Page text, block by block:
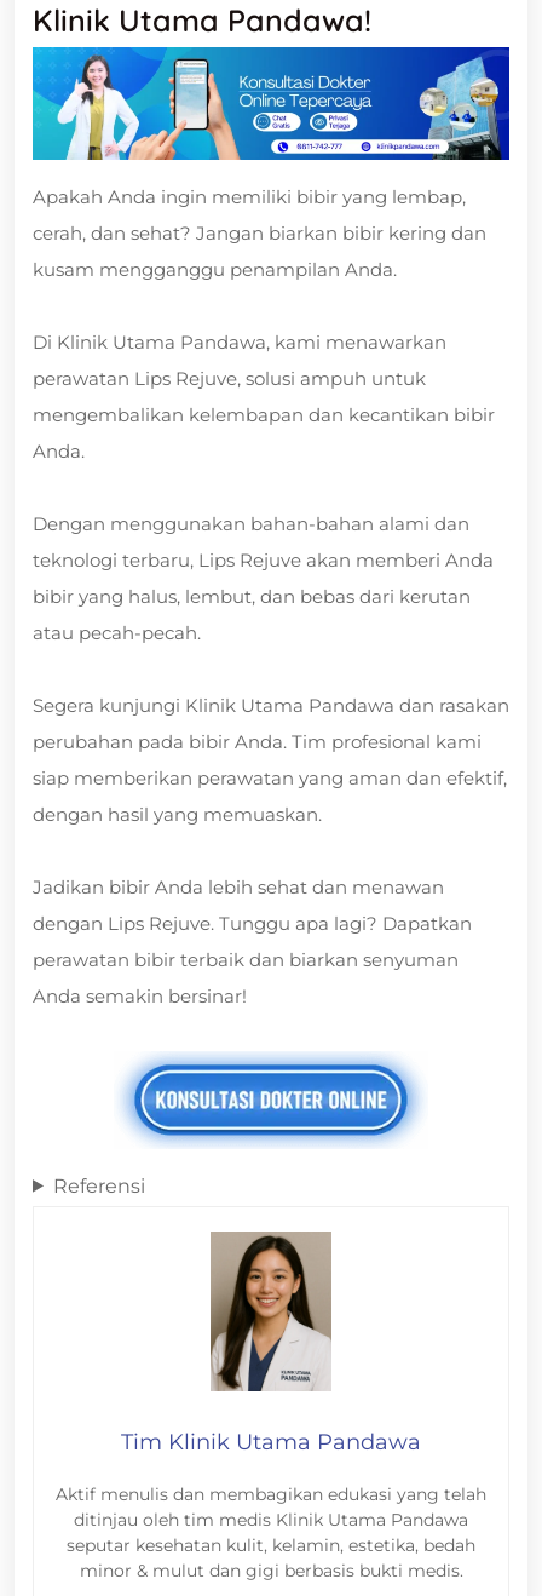
Klinik Utama Pandawa!
Apakah Anda ingin memiliki bibir yang lembap,
cerah, dan sehat? Jangan biarkan bibir kering dan
kusam mengganggu penampilan Anda.
Di Klinik Utama Pandawa, kami menawarkan
perawatan Lips Rejuve, solusi ampuh untuk
mengembalikan kelembapan dan kecantikan bibir
Anda.
Dengan menggunakan bahan-bahan alami dan
teknologi terbaru, Lips Rejuve akan memberi Anda
bibir yang halus, lembut, dan bebas dari kerutan
atau pecah-pecah.
Segera kunjungi Klinik Utama Pandawa dan rasakan
perubahan pada bibir Anda. Tim profesional kami
siap memberikan perawatan yang aman dan efektif,
dengan hasil yang memuaskan.
Jadikan bibir Anda lebih sehat dan menawan
dengan Lips Rejuve. Tunggu apa lagi? Dapatkan
perawatan bibir terbaik dan biarkan senyuman
Anda semakin bersinar!
Referensi
Tim Klinik Utama Pandawa
Aktif menulis dan membagikan edukasi yang telah
ditinjau oleh tim medis Klinik Utama Pandawa
seputar kesehatan kulit, kelamin, estetika, bedah
minor & mulut dan gigi berbasis bukti medis.